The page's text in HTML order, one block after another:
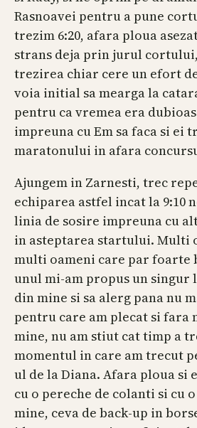
Rasnoavei pentru a pune
trezim 6:20, afara ploua
strans deja prin jurul
trezirea chiar cere un efort
voia initial sa mearga la
pentru ca vremea era
impreuna cu Em sa faca si ei
maratonului in afara
Ajungem in Zarnesti, trec
echiparea astfel incat la 9:10
linia de sosire impreuna cu
in asteptarea startului. Multi
multi oameni care par foarte
unul mi-am propus un singur
din mine si sa alerg pana nu
pentru care am plecat si fara
mine, nu am stiut cat timp a
momentul in care am trecut
ul de la Diana. Afara ploua si
cu o pereche de colanti si cu
mine, ceva de back-up in